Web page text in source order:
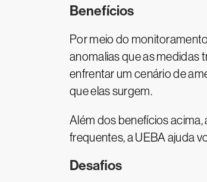
Benefícios
Por meio do
anomalias que as medidas
enfrentar um cenário de
que elas surgem.
Além dos benefícios
frequentes, a UEBA ajuda
Desafios